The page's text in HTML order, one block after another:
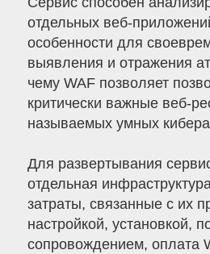
отдельных веб-
особенности для
выявления и отражения
чему WAF позволяет
критически важные веб-
называемых умных
Для развертывания
отдельная
затраты, связанные с их
настройкой, установкой,
сопровождением, оплата